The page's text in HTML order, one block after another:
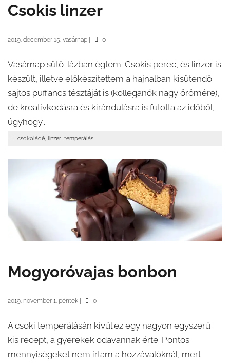
Csokis linzer
2019. december 15. vasárnap 0
Vasárnap sütő-lázban égtem. Csokis perec, és linzer is
készült, illetve előkészítettem a hajnalban kisütendő
sajtos puffancs tésztáját is (kolleganők nagy örömére),
de kreatívkodásra és kirándulásra is futotta az időből,
úgyhogy...
csokoládé, linzer, temperálás
Mogyoróvajas bonbon
2019. november 1. péntek 0
A csoki temperálásán kívül ez egy nagyon egyszerű
kis recept, a gyerekek odavannak érte. Pontos
mennyiségeket nem írtam a hozzávalóknál, mert